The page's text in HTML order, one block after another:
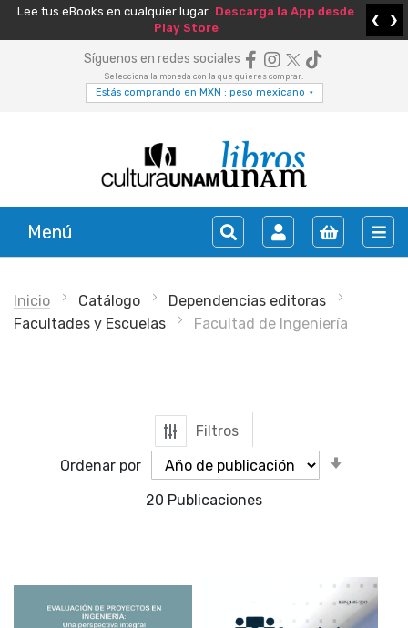
Lee tus eBooks en cualquier lugar. Descarga la App desde
Play Store
❮ ❯
Síguenos en redes sociales
Selecciona la moneda con la que quieres comprar:
Estás comprando en MXN : peso mexicano ▾
Menú
Inicio Catálogo
Dependencias editoras
Facultades y Escuelas
Facultad de Ingeniería
Filtros
Ordenar por
20 Publicaciones